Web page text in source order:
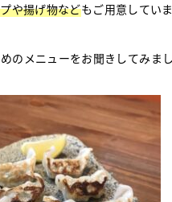
や揚げ物などもご用意してい
のメニューをお聞きしてみま